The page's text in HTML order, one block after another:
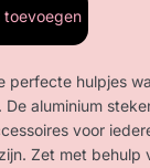
toevoegen
perfecte hulpjes
aluminium
voor
Zet met behulp